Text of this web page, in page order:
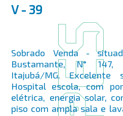
V - 39
Sobrado Venda -
Bustamante, N°
Itajubá/MG. Excelente
Hospital escola, com
elétrica, energia solar,
piso com ampla sala e